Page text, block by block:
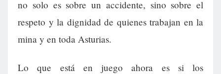
no solo es sobre un accidente, sino sobre el
respeto y la dignidad de quienes trabajan en la
mina y en toda Asturias.
Lo que está en juego ahora es si los